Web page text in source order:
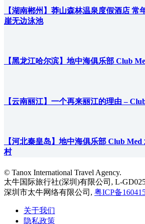
【湖南郴州】莽山森林温泉度假酒店 常
崖无边泳池
【黑龙江哈尔滨】地中海俱乐部 Club
【云南丽江】一个再来丽江的理由 –
【河北秦皇岛】地中海俱乐部 Club
村
© Tanox International Travel Agency.
太牛国际旅行社(深圳)有限公司, L-
深圳市太牛网络有限公司, 粤ICP备
关于我们
隐私政策